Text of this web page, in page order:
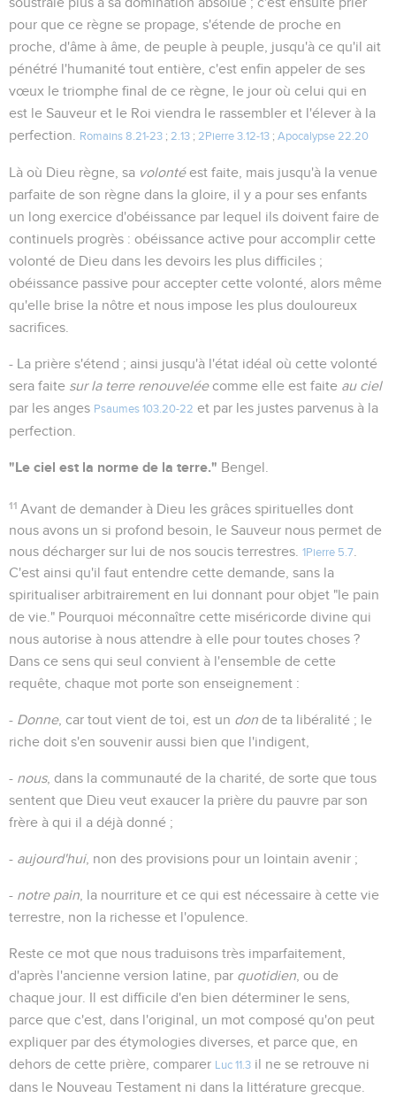
pour que ce règne se propage, s'étende de proche en
proche, d'âme à âme, de peuple à peuple, jusqu'à ce qu'il ait
pénétré l'humanité tout entière, c'est enfin appeler de ses
vœux le triomphe final de ce règne, le jour où celui qui en
est le Sauveur et le Roi viendra le rassembler et l'élever à la
perfection.
Romains 8.21-23 ; 2.13 ; 2Pierre 3.12-13 ; Apocalypse 22.20
Là où Dieu règne, sa volontéest faite, mais jusqu'à la venue
parfaite de son règne dans la gloire, il y a pour ses enfants
un long exercice d'obéissance par lequel ils doivent faire de
continuels progrès : obéissance active pour accomplir cette
volonté de Dieu dans les devoirs les plus difficiles ;
obéissance passive pour accepter cette volonté, alors même
qu'elle brise la nôtre et nous impose les plus douloureux
sacrifices.
- La prière s'étend ; ainsi jusqu'à l'état idéal où cette volonté
sera faite sur la terre renouveléecomme elle est faite au ciel
par les anges Psaumes 103.20-22 et par les justes parvenus à la
perfection.
"Le ciel est la norme de la terre." Bengel.
11 Avant de demander à Dieu les grâces spirituelles dont
nous avons un si profond besoin, le Sauveur nous permet de
nous décharger sur lui de nos soucis terrestres.
1Pierre 5.7
C'est ainsi qu'il faut entendre cette demande, sans la
spiritualiser arbitrairement en lui donnant pour objet "le pain
de vie." Pourquoi méconnaître cette miséricorde divine qui
nous autorise à nous attendre à elle pour toutes choses ?
Dans ce sens qui seul convient à l'ensemble de cette
requête, chaque mot porte son enseignement :
- Donne, car tout vient de toi, est un don de ta libéralité ; le
riche doit s'en souvenir aussi bien que l'indigent,
- nous, dans la communauté de la charité, de sorte que tous
sentent que Dieu veut exaucer la prière du pauvre par son
frère à qui il a déjà donné ;
- aujourd'hui, non des provisions pour un lointain avenir ;
- notre pain , la nourriture et ce qui est nécessaire à cette vie
terrestre, non la richesse et l'opulence.
Reste ce mot que nous traduisons très imparfaitement,
d'après l'ancienne version latine, par quotidien , ou de
chaque jour. Il est difficile d'en bien déterminer le sens,
parce que c'est, dans l'original, un mot composé qu'on peut
expliquer par des étymologies diverses, et parce que, en
dehors de cette prière, comparer
Luc 11.3 il ne se retrouve ni
dans le Nouveau Testament ni dans la littérature grecque.